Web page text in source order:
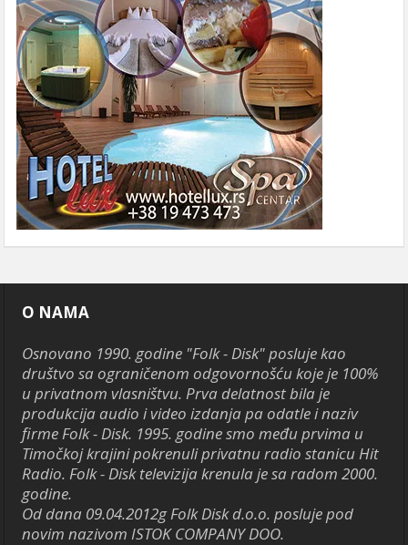
O NAMA
Osnovano 1990. godine "Folk - Disk" posluje kao
društvo sa ograničenom odgovornošću koje je 100%
u privatnom vlasništvu. Prva delatnost bila je
produkcija audio i video izdanja pa odatle i naziv
firme Folk - Disk. 1995. godine smo među prvima u
Timočkoj krajini pokrenuli privatnu radio stanicu Hit
Radio. Folk - Disk televizija krenula je sa radom 2000.
godine.
Od dana 09.04.2012g Folk Disk d.o.o. posluje pod
novim nazivom ISTOK COMPANY DOO.